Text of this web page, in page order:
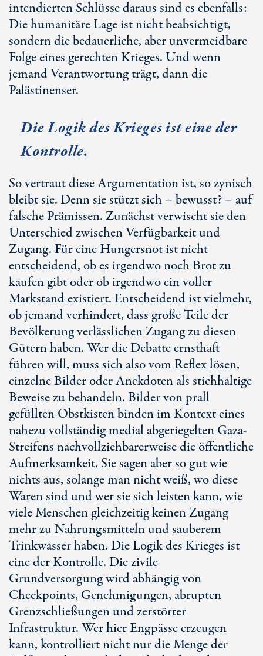
intendierten Schlüsse daraus sind es ebenfalls:
Die humanitäre Lage ist nicht beabsichtigt,
sondern die bedauerliche, aber unvermeidbare
Folge eines gerechten Krieges. Und wenn
jemand Verantwortung trägt, dann die
Palästinenser.
Die Logik des Krieges ist eine der
Kontrolle.
So vertraut diese Argumentation ist, so zynisch
bleibt sie. Denn sie stützt sich – bewusst? – auf
falsche Prämissen. Zunächst verwischt sie den
Unterschied zwischen Verfügbarkeit und
Zugang. Für eine Hungersnot ist nicht
entscheidend, ob es irgendwo noch Brot zu
kaufen gibt oder ob irgendwo ein voller
Markstand existiert. Entscheidend ist vielmehr,
ob jemand verhindert, dass große Teile der
Bevölkerung verlässlichen Zugang zu diesen
Gütern haben. Wer die Debatte ernsthaft
führen will, muss sich also vom Reflex lösen,
einzelne Bilder oder Anekdoten als stichhaltige
Beweise zu behandeln. Bilder von prall
gefüllten Obstkisten binden im Kontext eines
nahezu vollständig medial abgeriegelten Gaza-
Streifens nachvollziehbarerweise die öffentliche
Aufmerksamkeit. Sie sagen aber so gut wie
nichts aus, solange man nicht weiß, wo diese
Waren sind und wer sie sich leisten kann, wie
viele Menschen gleichzeitig keinen Zugang
mehr zu Nahrungsmitteln und sauberem
Trinkwasser haben. Die Logik des Krieges ist
eine der Kontrolle. Die zivile
Grundversorgung wird abhängig von
Checkpoints, Genehmigungen, abrupten
Grenzschließungen und zerstörter
Infrastruktur. Wer hier Engpässe erzeugen
kann, kontrolliert nicht nur die Menge der